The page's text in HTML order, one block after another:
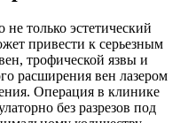
только эстетический
привести к серьезным
трофической язвы и
расширения вен лазером
Операция в клинике
без разрезов под